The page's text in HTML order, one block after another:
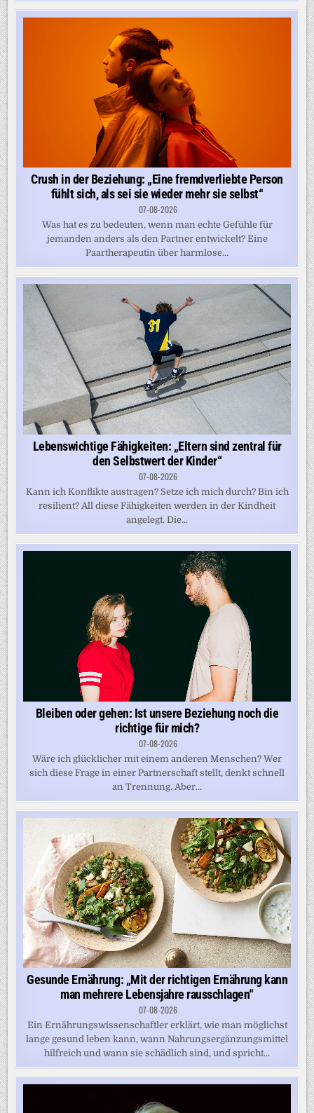
Crush in der Beziehung: „Eine fremdverliebte Person
fühlt sich, als sei sie wieder mehr sie selbst“
07-08-2026
Was hat es zu bedeuten, wenn man echte Gefühle für
jemanden anders als den Partner entwickelt? Eine
Paartherapeutin über harmlose...
Lebenswichtige Fähigkeiten: „Eltern sind zentral für
den Selbstwert der Kinder“
07-08-2026
Kann ich Konflikte austragen? Setze ich mich durch? Bin ich
resilient? All diese Fähigkeiten werden in der Kindheit
angelegt. Die...
Bleiben oder gehen: Ist unsere Beziehung noch die
richtige für mich?
07-08-2026
Wäre ich glücklicher mit einem anderen Menschen? Wer
sich diese Frage in einer Partnerschaft stellt, denkt schnell
an Trennung. Aber...
Gesunde Ernährung: „Mit der richtigen Ernährung kann
man mehrere Lebensjahre rausschlagen“
07-08-2026
Ein Ernährungswissenschaftler erklärt, wie man möglichst
lange gesund leben kann, wann Nahrungsergänzungsmittel
hilfreich und wann sie schädlich sind, und spricht...